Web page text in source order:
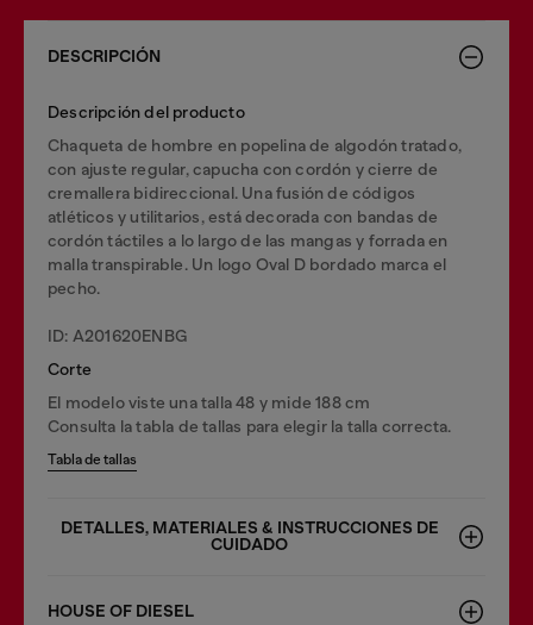
DESCRIPCIÓN
Descripción del producto
Chaqueta de hombre en popelina de algodón tratado,
con ajuste regular, capucha con cordón y cierre de
cremallera bidireccional. Una fusión de códigos
atléticos y utilitarios, está decorada con bandas de
cordón táctiles a lo largo de las mangas y forrada en
malla transpirable. Un logo Oval D bordado marca el
pecho.
ID: A201620ENBG
Corte
El modelo viste una talla 48 y mide 188 cm
Consulta la tabla de tallas para elegir la talla correcta.
Tabla de tallas
DETALLES, MATERIALES & INSTRUCCIONES DE
CUIDADO
HOUSE OF DIESEL